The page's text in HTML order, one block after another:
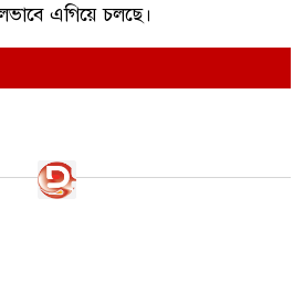
এগিয়ে চলছে।